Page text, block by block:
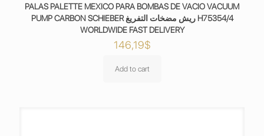
PALAS PALETTE MEXICO PARA BOMBAS DE VACIO VACUUM
PUMP CARBON SCHIEBER ريش مضخات التفريغ H75354/4
WORLDWIDE FAST DELIVERY
146,19$
Add to cart